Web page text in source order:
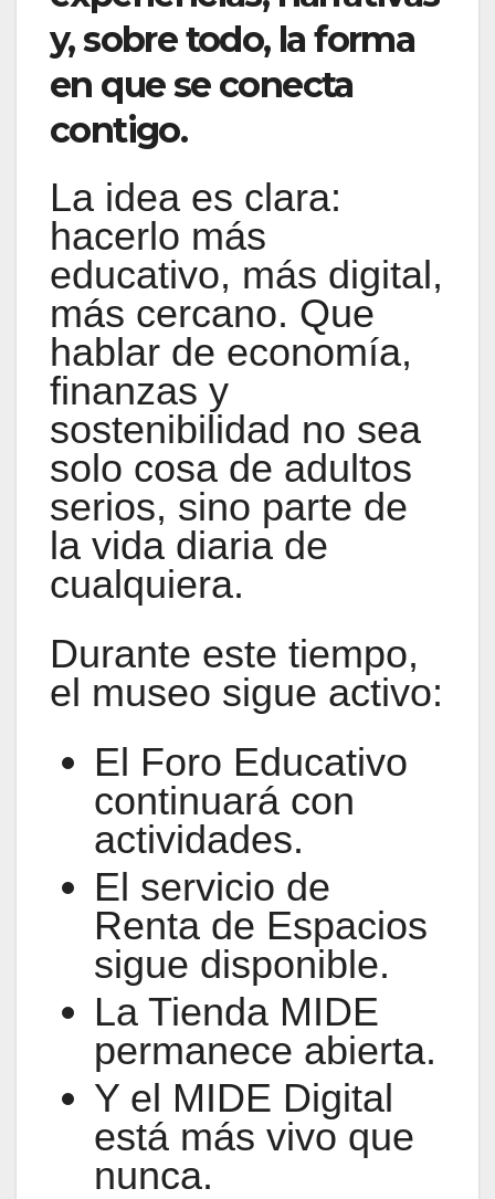
y, sobre todo, la forma
en que se conecta
contigo.
La idea es clara:
hacerlo más
educativo, más digital,
más cercano. Que
hablar de economía,
finanzas y
sostenibilidad no sea
solo cosa de adultos
serios, sino parte de
la vida diaria de
cualquiera.
Durante este tiempo,
el museo sigue activo:
El Foro Educativo
continuará con
actividades.
El servicio de
Renta de Espacios
sigue disponible.
La Tienda MIDE
permanece abierta.
Y el MIDE Digital
está más vivo que
nunca.